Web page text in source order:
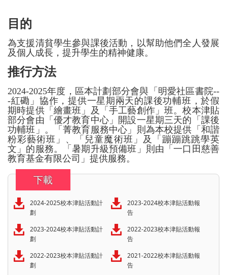
目的
為支援清貧學生參與課後活動，以幫助他們全人發展
及個人成長，提升學生的精神健康。
推行方法
2024-2025年度，區本計劃部分會與「明愛社區書院--
-紅磡」協作，提供一星期兩天的課後功輔班，於假
期時提供「繪畫班」及「手工藝創作」班。校本津貼
部分會由「優才教育中心」開設一星期三天的「課後
功輔班」。「菁教育服務中心」則為本校提供「和諧
粉彩藝術班」、「兒童魔術班」及「蹦蹦跳跳學英
文」的服務。「暑期升級預備班」則由「一口田慈善
教育基金有限公司」提供服務。
下載
2024-2025校本津貼活動計
劃
2023-2024校本津貼活動報
告
2023-2024校本津貼活動計
劃
2022-2023校本津貼活動報
告
2022-2023校本津貼活動計
劃
2021-2022校本津貼活動報
告